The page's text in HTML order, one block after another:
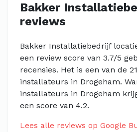
Bakker
reviews
Bakker Installatiebedrijf
een review score van 3.7/5
recensies. Het is een van de
installateurs in Drogeham.
installateurs in Drogeham
een score van 4.2.
Lees alle reviews op Google